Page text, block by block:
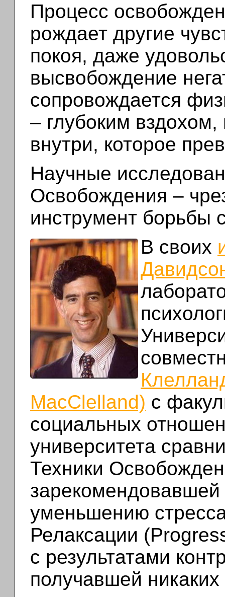
Процесс
рождает другие
покоя, даже
высвобождение
сопровождается
– глубоким
внутри, которое
Научные
Освобождения –
инструмент борьбы
В своих
MacClelland) c
социальных
университета
Техники
зарекомендовавшей
уменьшению
Релаксации
с результатами
получавшей